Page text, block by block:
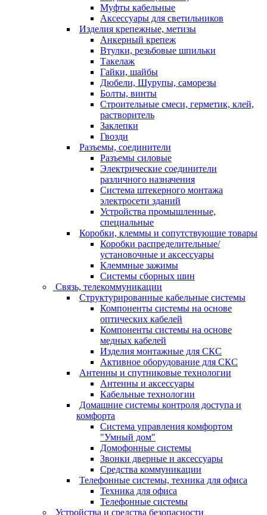
Муфты кабельные
Аксессуары для светильников
Изделия крепежные, метизы
Анкерный крепеж
Втулки, резьбовые шпильки
Такелаж
Гайки, шайбы
Дюбели, Шурупы, саморезы
Болты, винты
Строительные смеси, герметик, клей,
растворитель
Заклепки
Гвозди
Разъемы, соединители
Разъемы силовые
Электрические соединители
различного назначения
Система штекерного монтажа
электросети зданий
Устройства промышленные,
специальные
Коробки, клеммы и сопутствующие товары
Коробки распределительные/
установочные и аксессуары
Клеммные зажимы
Системы сборных шин
Связь, телекоммуникации
Структурированные кабельные системы
Компоненты системы на основе
оптических кабелей
Компоненты системы на основе
медных кабелей
Изделия монтажные для СКС
Активное оборудование для СКС
Антенны и спутниковые технологии
Антенны и аксессуары
Кабельные технологии
Домашние системы контроля доступа и
комфорта
Система управления комфортом
"Умный дом"
Домофонные системы
Звонки дверные и аксессуары
Средства коммуникации
Телефонные системы, техника для офиса
Техника для офиса
Телефонные системы
Устройства и средства безопасности